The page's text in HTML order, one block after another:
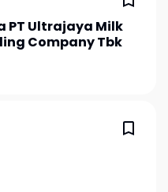
PT Ultrajaya Milk
Company Tbk